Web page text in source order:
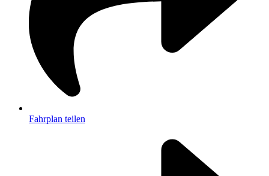
Fahrplan teilen